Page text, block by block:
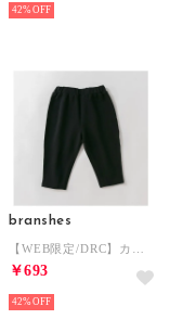
42%
branshes
【WEB限定/DRC】カットソー7分丈パンツ ゆったりサイズ （85:ブラック）
￥693
42%